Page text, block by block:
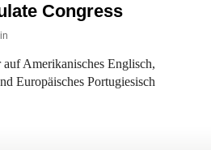
Congress
Amerikanisches Englisch,
Europäisches Portugiesisch